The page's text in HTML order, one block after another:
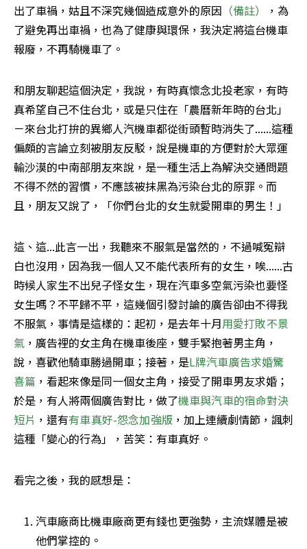
出了車禍，姑且不深究幾個造成意外的原因 （備註）
，為
了避免再出車禍，也為了健康與環保，我決定將這台機車
報廢，不再騎機車了。
和朋友聊起這個決定，我說，有時真懷念北投老家，有時
真希望自己不住台北，或是只住在「農曆新年時的台北」
－來台北打拚的異鄉人汽機車都從街頭暫時消失了......這種
偏頗的言論立刻被朋友反駁，說是機車的方便對於大眾運
輸沙漠的中南部朋友來說，是一種生活上為解決交通問題
不得不然的習慣，不應該被抹黑為污染台北的原罪。而
且，朋友又說了，「你們台北的女生就愛開車的男生！」
這、這...此言一出，我聽來不服氣是當然的，不過喊冤辯
白也沒用，因為我一個人又不能代表所有的女生，唉......古
時候人家生不出兒子怪女生，現在汽車多空氣污染也要怪
女生嗎？不平歸不平，這幾個引發討論的廣告卻由不得我
不服氣，事情是這樣的：起初，是去年十月用愛打敗不景
氣 ，廣告裡的女主角在機車後座，雙手緊抱著男主角，
說，喜歡他騎車勝過開車；接著，是L牌汽車廣告求婚驚
喜篇 ，看起來像是同一個女主角，接受了開車男友求婚；
於是，有人將兩個廣告對比，做了機車與汽車的宿命對決
短片 ，還有有車真好-怨念加強版 ，加上連續劇情節，諷刺
這種「變心的行為」，苦笑：有車真好。
看完之後，我的感想是：
汽車廠商比機車廠商更有錢也更強勢，主流媒體是被
他們掌控的。